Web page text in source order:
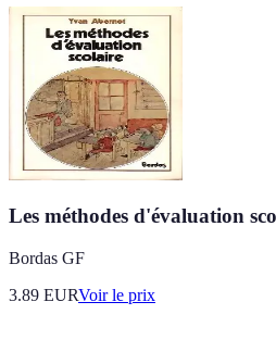
Les méthodes d'évaluation
Bordas GF
3.89 EURVoir le prix